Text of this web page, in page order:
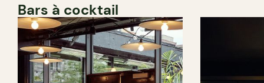
Bars à cocktail